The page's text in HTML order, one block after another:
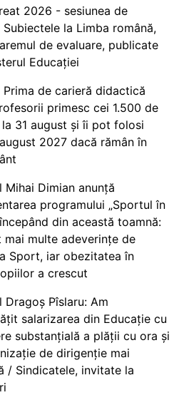
2026 - sesiunea de
Subiectele la Limba română,
de evaluare, publicate
Educației
Prima de carieră didactică
primesc cei 1.500 de
la 31 august și îi pot folosi
2027 dacă rămân în
Mihai Dimian anunță
programului „Sportul în
din această toamnă:
multe adeverințe de
Sport, iar obezitatea în
a crescut
Dragoș Pîslaru: Am
salarizarea din Educație cu
substanțială a plății cu ora și
de dirigenție mai
/ Sindicatele, invitate la